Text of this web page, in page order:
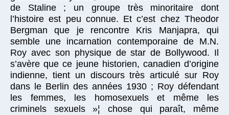
de Staline ; un groupe très minoritaire dont
l’histoire est peu connue. Et c’est chez Theodor
Bergman que je rencontre Kris Manjapra, qui
semble une incarnation contemporaine de M.N.
Roy avec son physique de star de Bollywood. Il
s’avère que ce jeune historien, canadien d’origine
indienne, tient un discours très articulé sur Roy
dans le Berlin des années 1930 ; Roy défendant
les femmes, les homosexuels et même les
criminels sexuels »¦ chose qui paraît, même